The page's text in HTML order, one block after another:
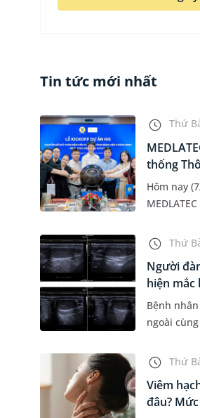
Tin tức mới nhất
Thứ
thống
Hôm nay
Bệnh viện
Dự á...
Thứ
Người
hiện mắc
Bệnh
ngoài
hôn nhân.
các xét
Thứ
Viêm
đâu?